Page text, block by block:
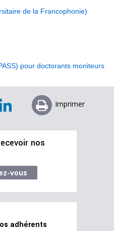
de la Francophonie)
pour doctorants moniteurs
Imprimer
nos
vous
adhérents